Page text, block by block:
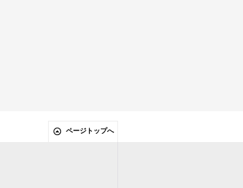
ページトップへ